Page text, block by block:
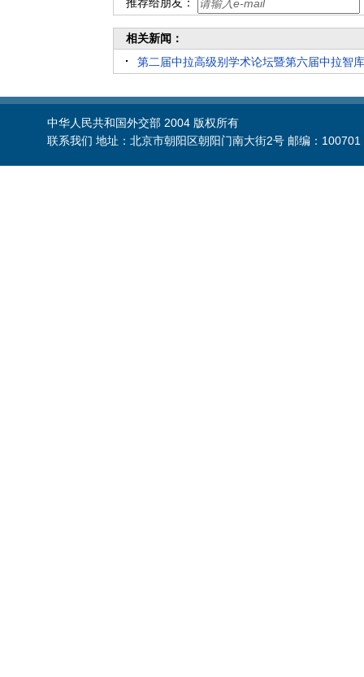
推荐给朋友：
相关新闻：
第二届中拉高级别学术论坛暨第六届中拉智
中华人民共和国外交部 2004 版权所有
联系我们 地址：北京市朝阳区朝阳门南大街2号 邮编：